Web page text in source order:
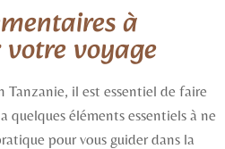
à
voyage
Tanzanie, il est essentiel de faire
quelques éléments essentiels à ne
pour vous guider dans la